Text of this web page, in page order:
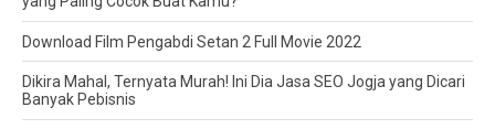
Download Film Pengabdi Setan 2 Full Movie 2022
Dikira Mahal, Ternyata Murah! Ini Dia Jasa SEO Jogja yang Dicari
Banyak Pebisnis